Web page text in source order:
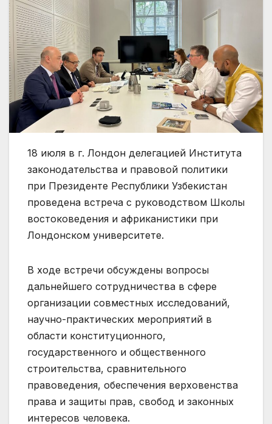
18 июля в г. Лондон делегацией Института
законодательства и правовой политики
при Президенте Республики Узбекистан
проведена встреча с руководством Школы
востоковедения и африканистики при
Лондонском университете.
В ходе встречи обсуждены вопросы
дальнейшего сотрудничества в сфере
организации совместных исследований,
научно-практических мероприятий в
области конституционного,
государственного и общественного
строительства, сравнительного
правоведения, обеспечения верховенства
права и защиты прав, свобод и законных
интересов человека.